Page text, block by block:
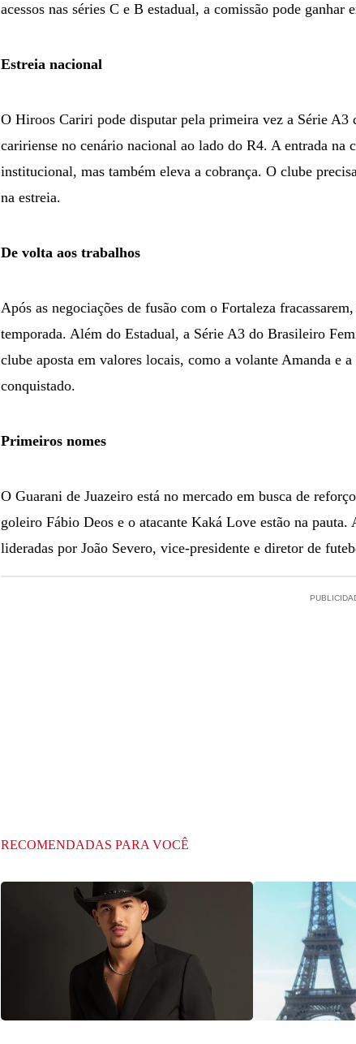
acessos nas séries C e B estadual, a comissão pode
Estreia nacional
O Hiroos Cariri pode disputar pela primeira vez a Série
caririense no cenário nacional ao lado do R4. A entrada na
institucional, mas também eleva a cobrança. O clube
na estreia.
De volta aos trabalhos
Após as negociações de fusão com o Fortaleza
temporada. Além do Estadual, a Série A3 do Brasileiro
clube aposta em valores locais, como a volante Amanda e
conquistado.
Primeiros nomes
O Guarani de Juazeiro está no mercado em busca de
goleiro Fábio Deos e o atacante Kaká Love estão na
lideradas por João Severo, vice-presidente e diretor de
RECOMENDADAS PARA VOCÊ